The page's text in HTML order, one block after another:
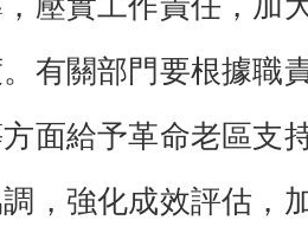
有關部門要根據職
面給予革命老區支
，強化成效評估，